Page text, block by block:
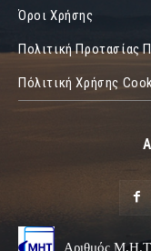
Όροι Χρήσης
Πολιτική
Πόλιτική Χρήσης
Αριθμός